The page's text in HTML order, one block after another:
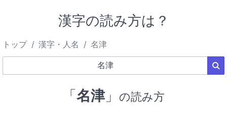
漢字の読み方は？
トップ 漢字・人名 名津
「名津」 の読み方